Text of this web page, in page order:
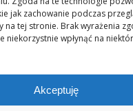
jak zachowanie podczas
na tej stronie. Brak wyrażenia
niekorzystnie wpłynąć na
Akceptuję
17 kwietnia 2026